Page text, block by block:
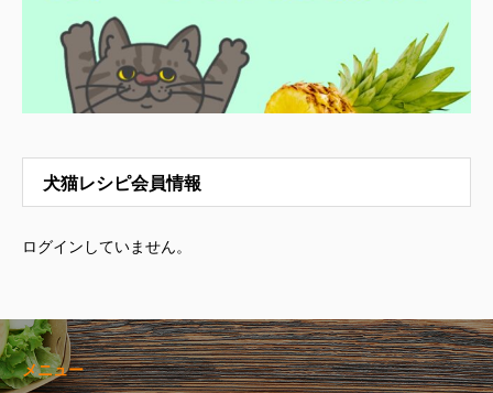
犬猫レシピ会員情報
ログインしていません。
メニュー